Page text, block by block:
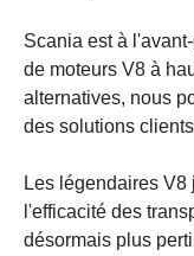
Scania est à
de moteurs V8 à
alternatives, nous
des solutions
Les légendaires
l'efficacité des
désormais plus